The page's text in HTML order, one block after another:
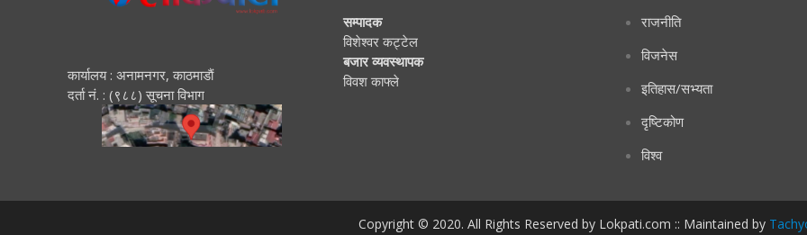
कार्यालय : अनामनगर, काठमाडाैं
दर्ता नं. : (९८८) सूचना विभाग
सम्पादक
विशेश्वर कट्टेल
बजार व्यवस्थापक
विवश काफ्ले
राजनीति
विजनेस
इतिहास/सभ्यता
दृष्टिकोण
विश्व
Copyright © 2020. All Rights Reserved by Lokpati.com :: Maintained by